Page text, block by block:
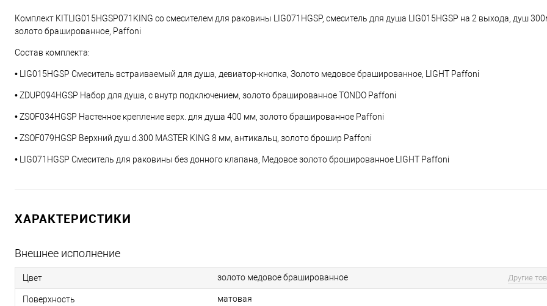
Комплект KITLIG015HGSP071KING со смесителем для раковины LIG071HGSP, смеситель для душа LIG015HGSP на 2 выхода, душ
золото брашированное, Paffoni
Состав комплекта:
• LIG015HGSP Смеситель встраиваемый для душа, девиатор-кнопка, Золото медовое брашированное, LIGHT Paffoni
• ZDUP094HGSP Набор для душа, с внутр подключением, золото брашированное TONDO Paffoni
• ZSOF034HGSP Настенное крепление верх. для душа 400 мм, золото брашированное Paffoni
• ZSOF079HGSP Верхний душ d.300 MASTER KING 8 мм, антикальц, золото брошир Paffoni
• LIG071HGSP Смеситель для раковины без донного клапана, Медовое золото брошированное LIGHT Paffoni
ХАРАКТЕРИСТИКИ
Внешнее исполнение
Цвет золото медовое брашированное Другие
Поверхность матовая